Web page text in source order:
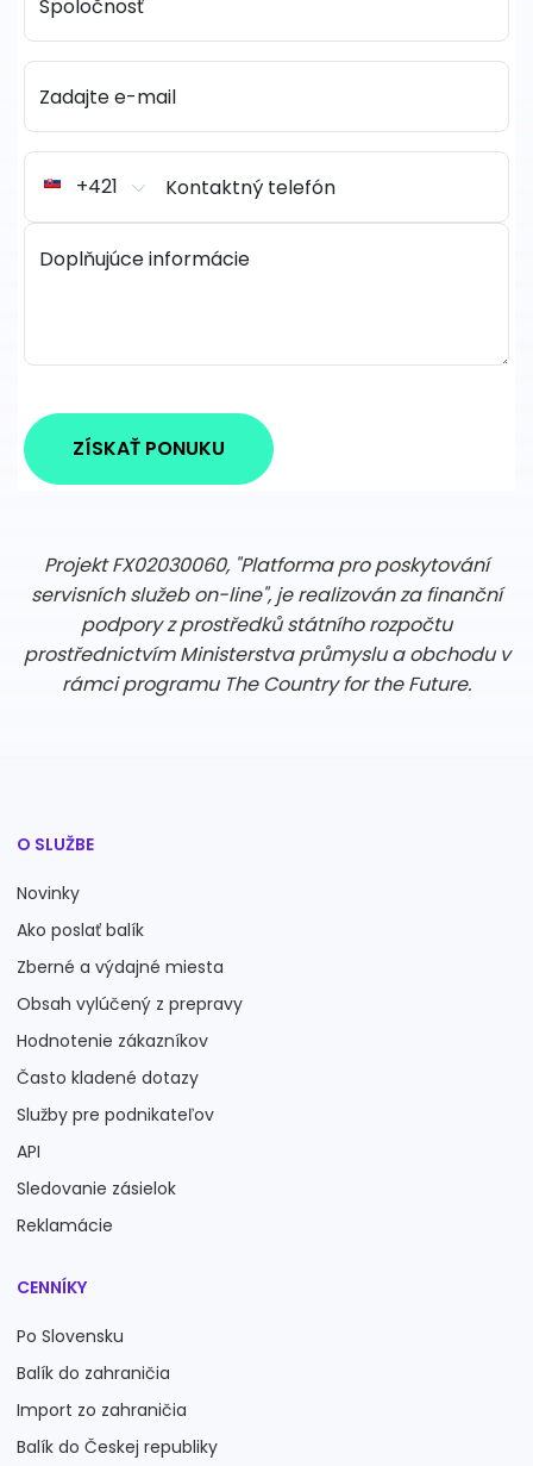
Spoločnosť
Zadajte e-mail
+421 Kontaktný telefón
Doplňujúce informácie
ZÍSKAŤ PONUKU
Projekt FX02030060, "Platforma pro poskytování
servisních služeb on-line", je realizován za finanční
podpory z prostředků státního rozpočtu
prostřednictvím Ministerstva průmyslu a obchodu v
rámci programu The Country for the Future.
O SLUŽBE
Novinky
Ako poslať balík
Zberné a výdajné miesta
Obsah vylúčený z prepravy
Hodnotenie zákazníkov
Často kladené dotazy
Služby pre podnikateľov
API
Sledovanie zásielok
Reklamácie
CENNÍKY
Po Slovensku
Balík do zahraničia
Import zo zahraničia
Balík do Českej republiky